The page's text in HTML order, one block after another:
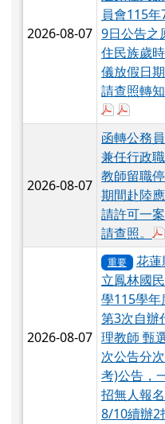
2026-08-07
員會115年
9日公告之
住民族歲
儀放假日期
請查照轉知
於彈跳
2026-08-07
函轉公務
兼任行政
教師留職
期間赴陸
請許可一案
請查照。
2026-08-07
重要
花蓮
立鳳林國
學115學年
第3次自辦
理教師 甄
次公告分
考)公告，
招無人報名
8/10續辦2